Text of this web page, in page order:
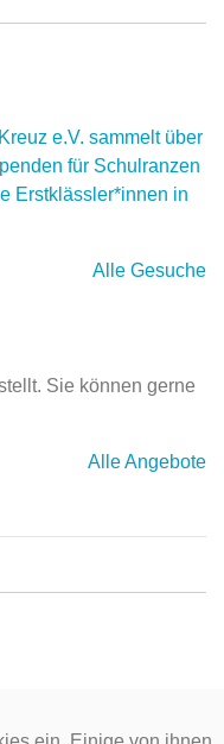
e.V. sammelt über
für Schulranzen
Erstklässler*innen in
Alle Gesuche
Sie können gerne
Alle Angebote